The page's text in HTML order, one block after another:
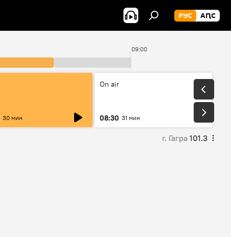
РУС АԤС
09:00
30 мин
On air
08:30 31 мин
г. Гагра 101.3